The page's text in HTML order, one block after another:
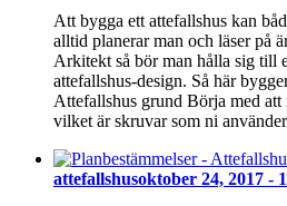
Att bygga ett attefallshus kan
alltid planerar man och läser på
Arkitekt så bör man hålla sig till
attefallshus-design. Så här
Attefallshus grund Börja med
vilket är skruvar som ni
attefallshusoktober 24, 2017 -